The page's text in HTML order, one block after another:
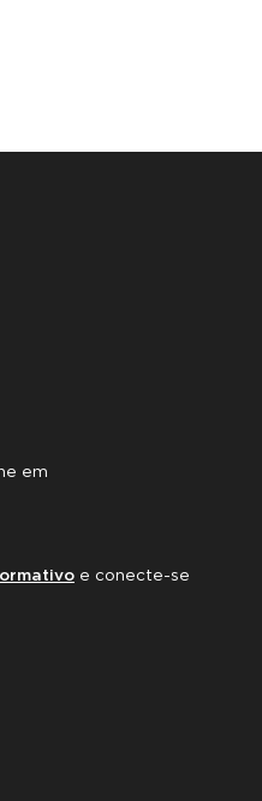
em
e conecte-se